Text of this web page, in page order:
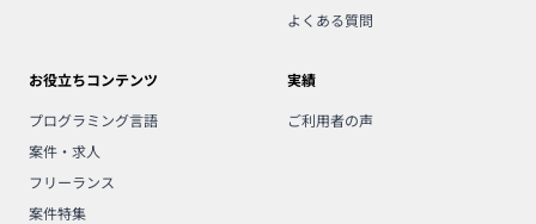
よくある質問
お役立ちコンテンツ
プログラミング言語
案件・求人
フリーランス
案件特集
実績
ご利用者の声